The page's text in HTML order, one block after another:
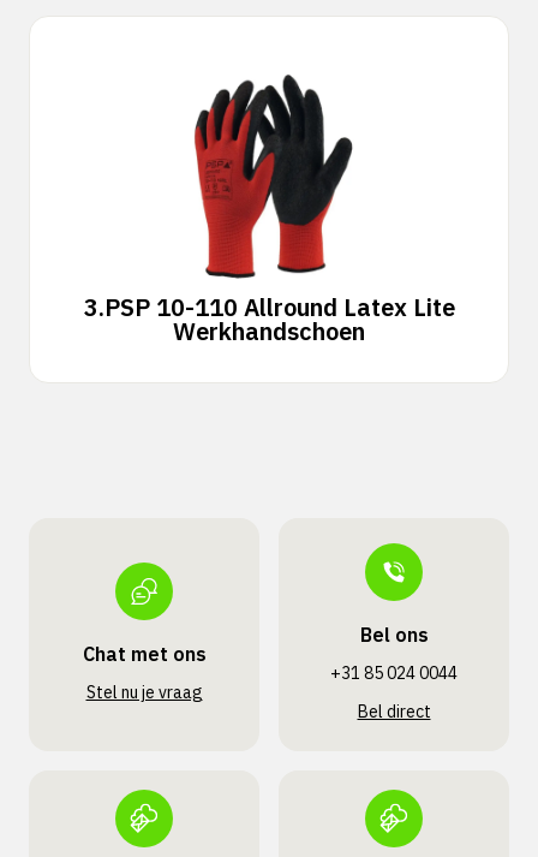
3.PSP 10-110 Allround Latex Lite
Werkhandschoen
Chat met ons
Stel nu je vraag
Bel ons
+31 85 024 0044
Bel direct